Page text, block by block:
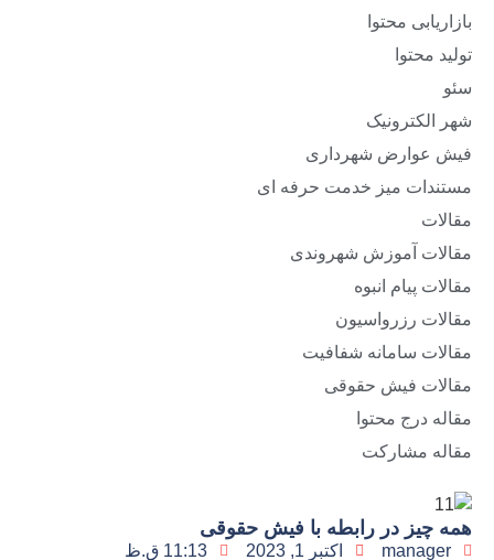
بازاریابی محتوا
تولید محتوا
سئو
شهر الکترونیک
فیش عوارض شهرداری
مستندات میز خدمت حرفه ای
مقالات
مقالات آموزش شهروندی
مقالات پیام انبوه
مقالات رزرواسیون
مقالات سامانه شفافیت
مقالات فیش حقوقی
مقاله درج محتوا
مقاله مشارکت
همه چیز در رابطه با فیش حقوقی
manager اکتبر 1, 2023 11:13 ق.ظ